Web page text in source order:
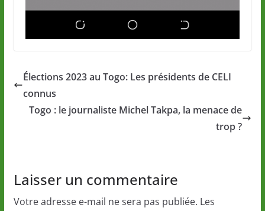
Élections 2023 au Togo: Les présidents de CELI
connus
Togo : le journaliste Michel Takpa, la menace de
trop ?
Laisser un commentaire
Votre adresse e-mail ne sera pas publiée. Les